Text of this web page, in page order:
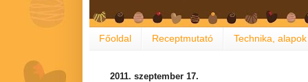
Főoldal Receptmutató Technika, alapok
2011. szeptember 17.